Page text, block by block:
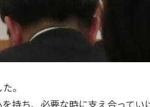
利用
。
持ち、必要な時に支え合って